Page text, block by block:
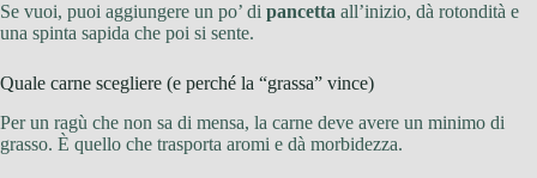
Se vuoi, puoi aggiungere un po’ di pancetta all’inizio, dà rotondità e
una spinta sapida che poi si sente.
Quale carne scegliere (e perché la “grassa” vince)
Per un ragù che non sa di mensa, la carne deve avere un minimo di
grasso. È quello che trasporta aromi e dà morbidezza.